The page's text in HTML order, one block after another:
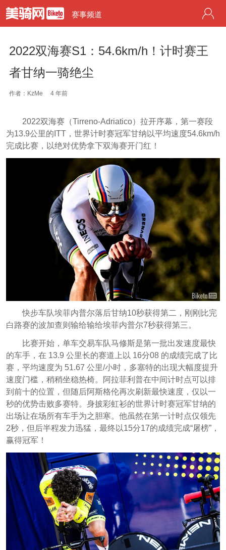
赛事频道
2022双海赛S1：54.6km/h！计时赛王
者甘纳一骑绝尘
作者：KzMe 4 年前
2022双海赛（Tirreno-Adriatico）拉开序幕，第一赛段
为13.9公里的ITT，世界计时赛冠军甘纳以平均速度54.6km/h
完成比赛，以绝对优势拿下双海赛开门红！
快步车队埃菲内普尔落后甘纳10秒获得第二，刚刚比完
白路赛的波加查则输给输给埃菲内普尔7秒获得第三。
比赛开始，单车交易车队马修斯是第一批出发速度最快
的车手，在 13.9 公里长的赛道上以 16分08 的成绩完成了比
赛，平均速度为 51.67 公里/小时，多塞特的出现大幅度提升
速度门槛，稍稍坐稳热椅。阿拉菲利普在中间计时点可以排
到前十的位置，但随后阿斯格伦再次刷新最快速度，仅以一
秒的优势击败多赛特。身披彩虹衫的世界计时赛冠军甘纳的
出场让在场所有车手为之胆寒。他虽然在第一计时点仅领先
2秒，但后半程发力迅猛，最终以15分17的成绩完成“屠榜”，
赢得冠军！